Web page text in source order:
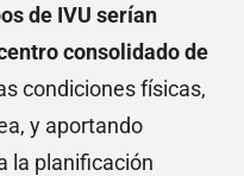
de IVU serían
consolidado de
condiciones físicas,
y aportando
la planificación